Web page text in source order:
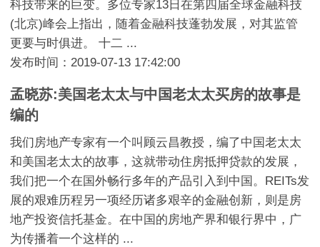
科技带来的巨变。多位专家13日在第四届全球金融科技
(北京)峰会上指出，随着金融科技蓬勃发展，对其监管
更要与时俱进。 十二 ...
发布时间：2019-07-13 17:42:00
孟晓苏:美国老太太与中国老太太买房的故事是
编的
我们房地产专家有一个叫顾云昌教授，编了中国老太太
和美国老太太的故事，这就带动住房抵押贷款的发展，
我们把一个在国外畅行多年的产品引入到中国。REITs发
展的艰难历程另一项经历诸多艰辛的金融创新，则是房
地产投资信托基金。在中国的房地产界和银行界中，广
为传播着一个这样的 ...